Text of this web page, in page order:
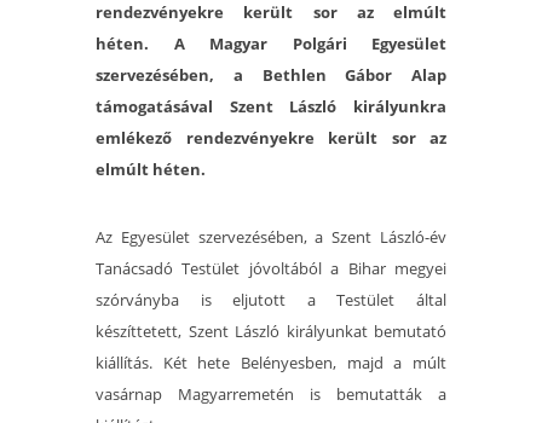
rendezvényekre került sor az elmúlt
héten. A Magyar Polgári Egyesület
szervezésében, a Bethlen Gábor Alap
támogatásával Szent László királyunkra
emlékező rendezvényekre került sor az
elmúlt héten.
Az Egyesület szervezésében, a Szent László-év
Tanácsadó Testület jóvoltából a Bihar megyei
szórványba is eljutott a Testület által
készíttetett, Szent László királyunkat bemutató
kiállítás. Két hete Belényesben, majd a múlt
vasárnap Magyarremetén is bemutatták a